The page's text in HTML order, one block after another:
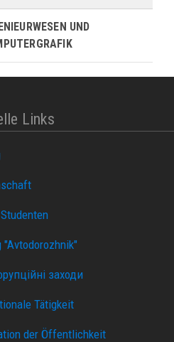
UND
Links
"Avtodorozhnik"
заходи
Tätigkeit
der Öffentlichkeit